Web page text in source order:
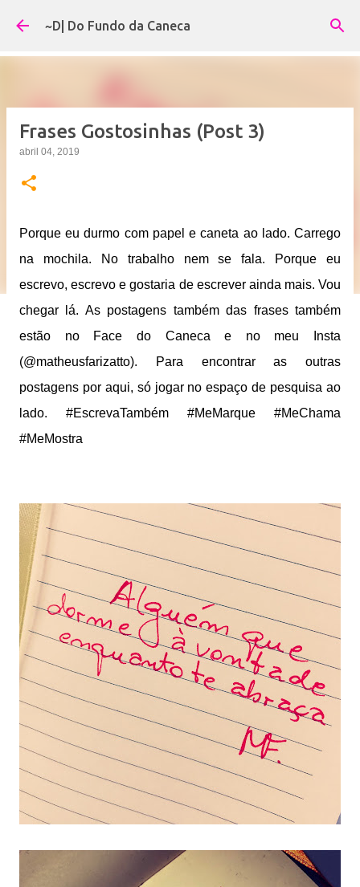
Pular para o conteúdo principal
~D| Do Fundo da Caneca
Frases Gostosinhas (Post 3)
abril 04, 2019
Porque eu durmo com papel e caneta ao lado. Carrego
na mochila. No trabalho nem se fala. Porque eu
escrevo, escrevo e gostaria de escrever ainda mais. Vou
chegar lá. As postagens também das frases também
estão no Face do Caneca e no meu Insta
(@matheusfarizatto). Para encontrar as outras
postagens por aqui, só jogar no espaço de pesquisa ao
lado. #EscrevaTambém #MeMarque #MeChama
#MeMostra